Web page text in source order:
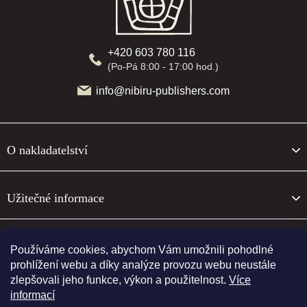
Používáme cookies, abychom Vám umožnili pohodlné
prohlížení webu a díky analýze provozu webu neustále
zlepšovali jeho funkce, výkon a použitelnost. Více
informací
+420 603 780 116
(Po-Pá 8:00 - 17:00 hod.)
info@nibiru-publishers.com
O nakladatelství
Užitečné informace
O nakladatelství
Sledujte nás